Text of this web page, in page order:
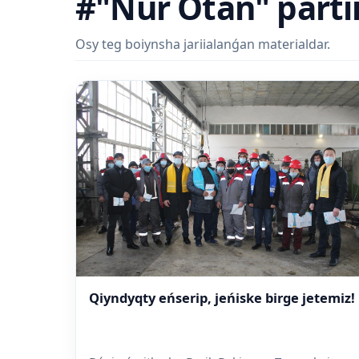
Osy teg boiynsha jariialanǵan materialdar.
Qiyndyqty eńserip, jeńiske birge jetemiz!